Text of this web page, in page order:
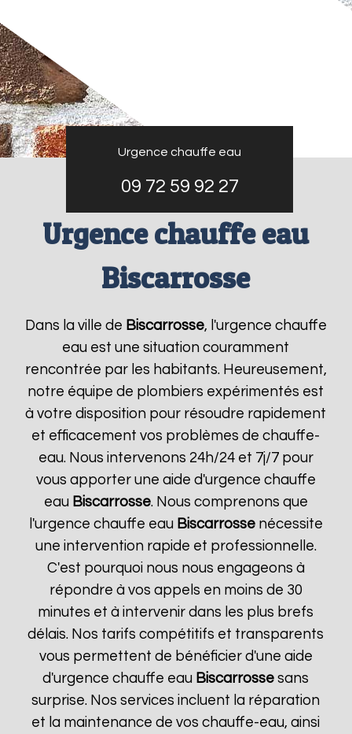
Urgence chauffe eau
09 72 59 92 27
Urgence chauffe eau
Biscarrosse
Dans la ville de Biscarrosse, l'urgence chauffe
eau est une situation couramment
rencontrée par les habitants. Heureusement,
notre équipe de plombiers expérimentés est
à votre disposition pour résoudre rapidement
et efficacement vos problèmes de chauffe-
eau. Nous intervenons 24h/24 et 7j/7 pour
vous apporter une aide d'urgence chauffe
eau Biscarrosse. Nous comprenons que
l'urgence chauffe eau Biscarrossenécessite
une intervention rapide et professionnelle.
C'est pourquoi nous nous engageons à
répondre à vos appels en moins de 30
minutes et à intervenir dans les plus brefs
délais. Nos tarifs compétitifs et transparents
vous permettent de bénéficier d'une aide
d'urgence chauffe eau Biscarrosse sans
surprise. Nos services incluent la réparation
et la maintenance de vos chauffe-eau, ainsi